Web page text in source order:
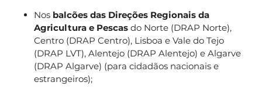
Nos balcões das Direções Regionais da
Agricultura e Pescas do Norte (DRAP Norte),
Centro (DRAP Centro), Lisboa e Vale do Tejo
(DRAP LVT), Alentejo (DRAP Alentejo) e Algarve
(DRAP Algarve) (para cidadãos nacionais e
estrangeiros);